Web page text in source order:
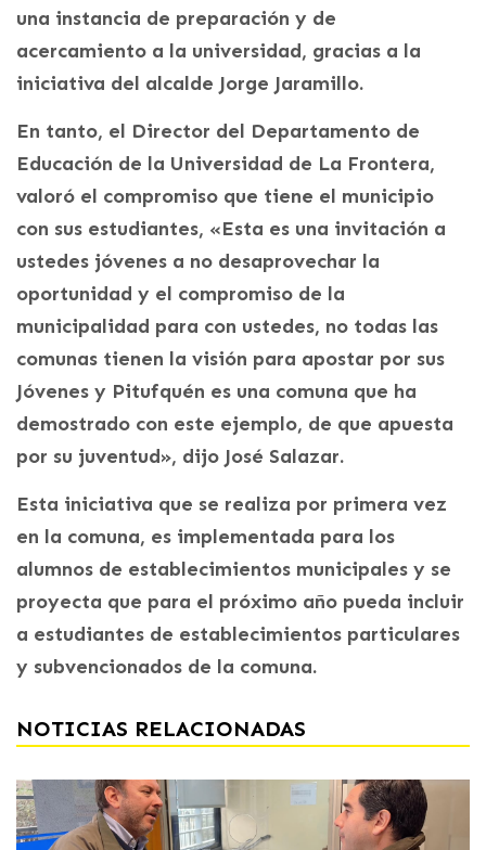
una instancia de preparación y de
acercamiento a la universidad, gracias a la
iniciativa del alcalde Jorge Jaramillo.
En tanto, el Director del Departamento de
Educación de la Universidad de La Frontera,
valoró el compromiso que tiene el municipio
con sus estudiantes, «Esta es una invitación a
ustedes jóvenes a no desaprovechar la
oportunidad y el compromiso de la
municipalidad para con ustedes, no todas las
comunas tienen la visión para apostar por sus
Jóvenes y Pitufquén es una comuna que ha
demostrado con este ejemplo, de que apuesta
por su juventud», dijo José Salazar.
Esta iniciativa que se realiza por primera vez
en la comuna, es implementada para los
alumnos de establecimientos municipales y se
proyecta que para el próximo año pueda incluir
a estudiantes de establecimientos particulares
y subvencionados de la comuna.
NOTICIAS RELACIONADAS